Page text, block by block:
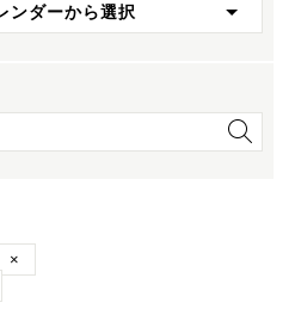
ンダーから選択
×